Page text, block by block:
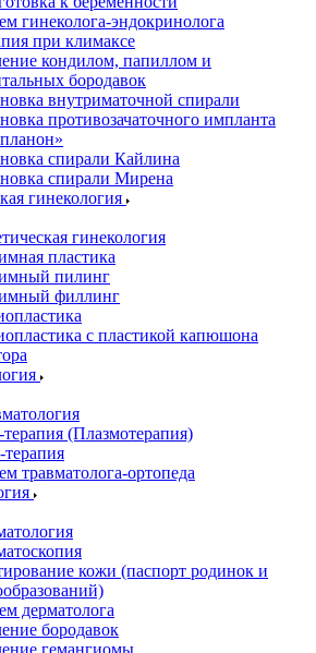
гинеколога-эндокринолога
при климаксе
кондилом, папиллом и
бородавок
внутриматочной спирали
противозачаточного импланта
спирали Кайлина
спирали Мирена
гинекология
гинекология
пластика
пилинг
филлинг
с пластикой капюшона
терапия (Плазмотерапия)
терапия
травматолога-ортопеда
кожи (паспорт родинок и
дерматолога
бородавок
гемангиомы